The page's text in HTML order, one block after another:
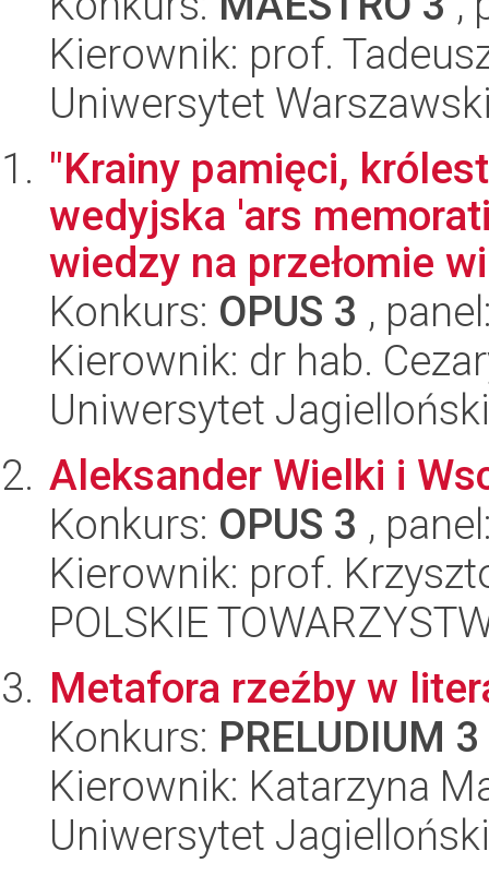
Kierownik: prof.
Uniwersytet
"Krainy pamięci,
wedyjska 'ars
wiedzy na przełomie
Konkurs: OPUS 3 ,
Kierownik: dr hab.
Uniwersytet
Aleksander Wielki i
Konkurs: OPUS 3 ,
Kierownik: prof.
POLSKIE
Metafora rzeźby w
Konkurs: PRELUDIUM 3
Kierownik: Katarzyna
Uniwersytet